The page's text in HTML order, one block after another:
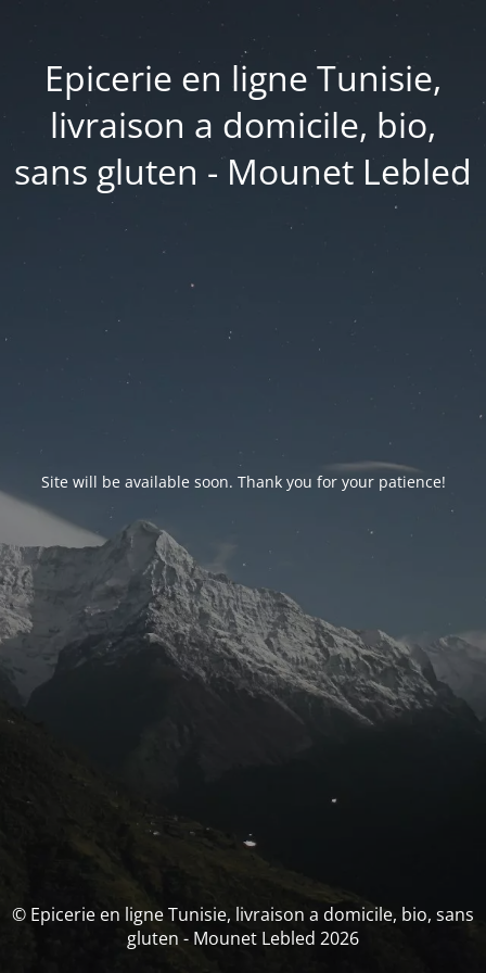
Epicerie en ligne Tunisie,
livraison a domicile, bio,
sans gluten - Mounet Lebled
Site will be available soon. Thank you for your patience!
© Epicerie en ligne Tunisie, livraison a domicile, bio, sans
gluten - Mounet Lebled 2026